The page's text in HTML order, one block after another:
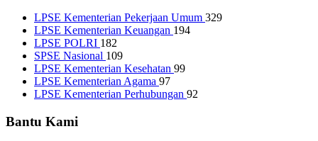
LPSE Kementerian Pekerjaan Umum 329
LPSE Kementerian Keuangan 194
LPSE POLRI 182
SPSE Nasional 109
LPSE Kementerian Kesehatan 99
LPSE Kementerian Agama 97
LPSE Kementerian Perhubungan 92
Bantu Kami